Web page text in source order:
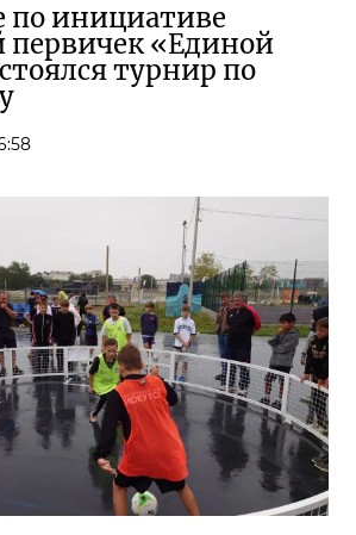
по инициативе
первичек «Единой
турнир по